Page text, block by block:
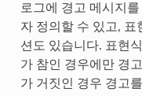
로그에 경고 메시지
자 정의할 수 있고, 표
션도 있습니다. 표현
가 참인 경우에만 경
가 거짓인 경우 경고